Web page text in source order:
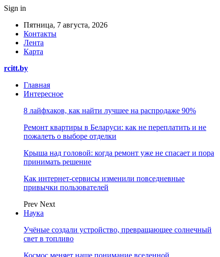
Sign in
Пятница, 7 августа, 2026
Контакты
Лента
Карта
rcitt.by
Главная
Интересное
8 лайфхаков, как найти лучшее на распродаже 90%
Ремонт квартиры в Беларуси: как не переплатить и не
пожалеть о выборе отделки
Крыша над головой: когда ремонт уже не спасает и пора
принимать решение
Как интернет-сервисы изменили повседневные
привычки пользователей
Prev Next
Наука
Учёные создали устройство, превращающее солнечный
свет в топливо
Космос меняет наше понимание вселенной